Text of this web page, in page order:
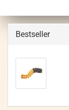
Bestseller